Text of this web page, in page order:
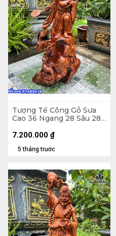
Tượng Tế Công Gỗ Sưa
Cao 36 Ngang 28 Sâu 28
5 tháng trước
7.200.000 ₫